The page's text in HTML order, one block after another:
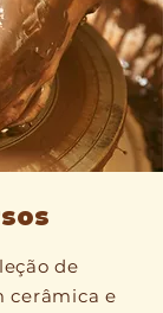
de
cerâmica e